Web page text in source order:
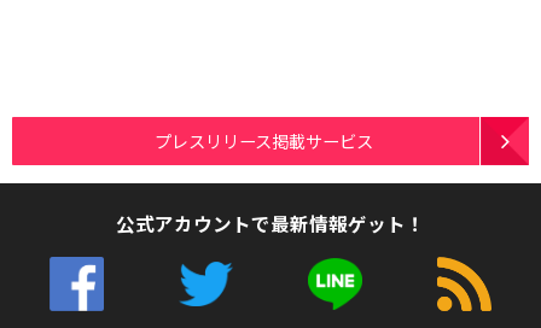
プレスリリース掲載サービス
公式アカウントで最新情報ゲット！